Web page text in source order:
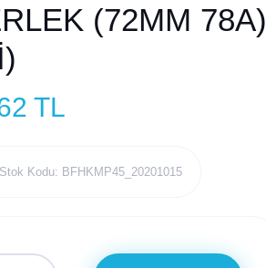
(72MM 78A)
TL
Stok Kodu: BFHKMP45_20201015